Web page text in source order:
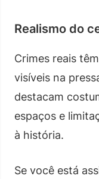
Realismo do
Crimes reais
visíveis na
destacam
espaços e
à história.
Se você está